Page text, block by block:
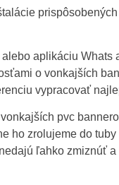
aplikáciu Whats
o vonkajších
vypracovať
pvc
ho zrolujeme do
ľahko zmiznúť